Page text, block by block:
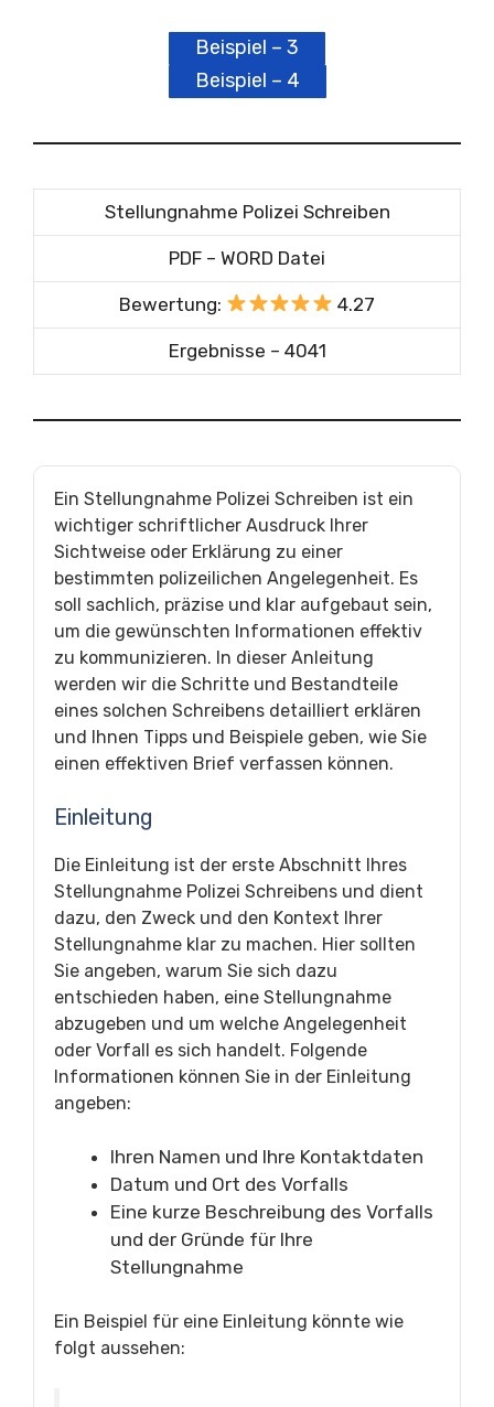
Beispiel – 3
Beispiel – 4
Stellungnahme Polizei Schreiben
PDF – WORD Datei
Bewertung: 4.27
Ergebnisse – 4041
Ein Stellungnahme Polizei Schreiben ist ein
wichtiger schriftlicher Ausdruck Ihrer
Sichtweise oder Erklärung zu einer
bestimmten polizeilichen Angelegenheit. Es
soll sachlich, präzise und klar aufgebaut sein,
um die gewünschten Informationen effektiv
zu kommunizieren. In dieser Anleitung
werden wir die Schritte und Bestandteile
eines solchen Schreibens detailliert erklären
und Ihnen Tipps und Beispiele geben, wie Sie
einen effektiven Brief verfassen können.
Einleitung
Die Einleitung ist der erste Abschnitt Ihres
Stellungnahme Polizei Schreibens und dient
dazu, den Zweck und den Kontext Ihrer
Stellungnahme klar zu machen. Hier sollten
Sie angeben, warum Sie sich dazu
entschieden haben, eine Stellungnahme
abzugeben und um welche Angelegenheit
oder Vorfall es sich handelt. Folgende
Informationen können Sie in der Einleitung
angeben:
Ihren Namen und Ihre Kontaktdaten
Datum und Ort des Vorfalls
Eine kurze Beschreibung des Vorfalls
und der Gründe für Ihre
Stellungnahme
Ein Beispiel für eine Einleitung könnte wie
folgt aussehen: